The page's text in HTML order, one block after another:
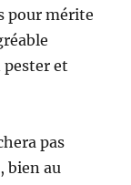
pour mérite
pester et
pas
bien au